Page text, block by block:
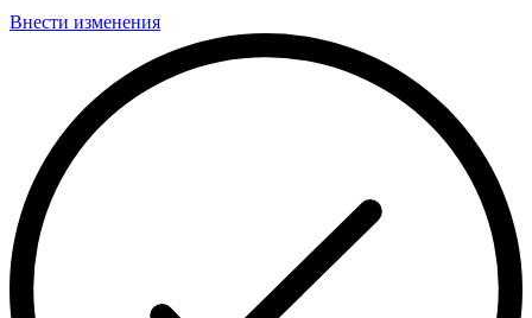
Внести изменения